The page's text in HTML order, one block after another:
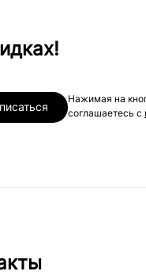
Нажимая на
соглашаетесь с